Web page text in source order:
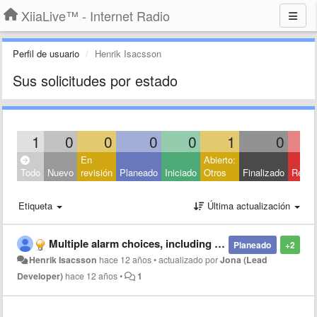
XiiaLive™ - Internet Radio
Perfil de usuario Henrik Isacsson
Sus solicitudes por estado
1 0 0 0 0 1 0
Todo Nuevo
En
revisión Planeado Iniciado
Abierto:
Otros
Finalizado
Etiqueta Última actualización
+2
Planeado
Multiple alarm choices, including local file
Henrik Isacsson hace 12 años•actualizado porJona (Lead
Developer) hace 12 años• 1